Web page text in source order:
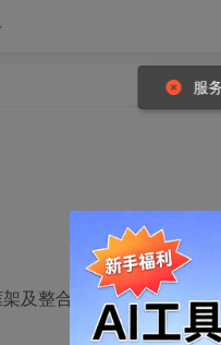
及整合应用》
服